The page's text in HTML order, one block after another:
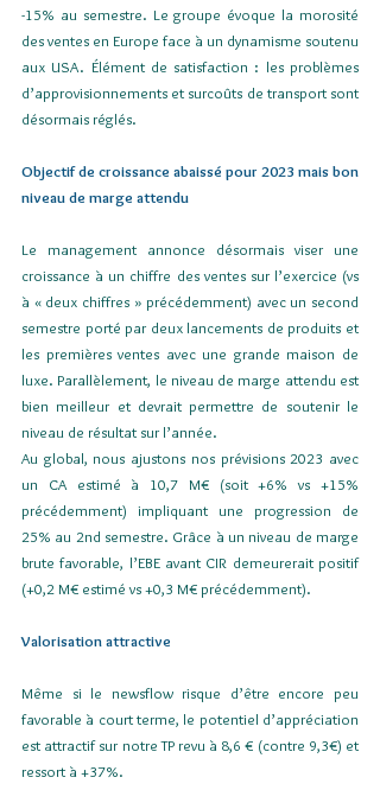
-15% au semestre. Le groupe évoque la morosité
des ventes en Europe face à un dynamisme soutenu
aux USA. Élément de satisfaction : les problèmes
d’approvisionnements et surcoûts de transport sont
désormais réglés.
Objectif de croissance abaissé pour 2023 mais bon
niveau de marge attendu
Le management annonce désormais viser une
croissance à un chiffre des ventes sur l’exercice (vs
à « deux chiffres » précédemment) avec un second
semestre porté par deux lancements de produits et
les premières ventes avec une grande maison de
luxe. Parallèlement, le niveau de marge attendu est
bien meilleur et devrait permettre de soutenir le
niveau de résultat sur l’année.
Au global, nous ajustons nos prévisions 2023 avec
un CA estimé à 10,7 M€ (soit +6% vs +15%
précédemment) impliquant une progression de
25% au 2nd semestre. Grâce à un niveau de marge
brute favorable, l’EBE avant CIR demeurerait positif
(+0,2 M€ estimé vs +0,3 M€ précédemment).
Valorisation attractive
Même si le newsflow risque d’être encore peu
favorable à court terme, le potentiel d’appréciation
est attractif sur notre TP revu à 8,6 € (contre 9,3€) et
ressort à +37%.